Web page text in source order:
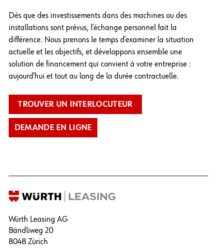
Dès que des investissements dans des machines ou des
installations sont prévus, l’échange personnel fait la
différence. Nous prenons le temps d’examiner la situation
actuelle et les objectifs, et développons ensemble une
solution de financement qui convient à votre entreprise :
aujourd’hui et tout au long de la durée contractuelle.
TROUVER UN INTERLOCUTEUR
DEMANDE EN LIGNE
Würth Leasing AG
Bändliweg 20
8048 Zürich